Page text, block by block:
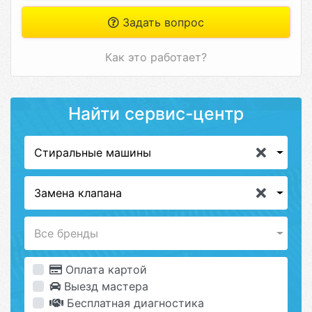
Задать вопрос
Как это работает?
Найти сервис-центр
Стиральные машины
Замена клапана
Все бренды
Оплата картой
Выезд мастера
Бесплатная диагностика